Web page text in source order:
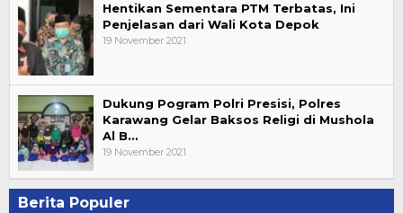
Hentikan Sementara PTM Terbatas, Ini
Penjelasan dari Wali Kota Depok
19 November 2021
Dukung Pogram Polri Presisi, Polres
Karawang Gelar Baksos Religi di Mushola
Al B…
19 November 2021
Berita Populer